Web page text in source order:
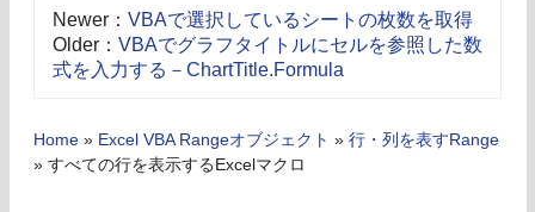
Newer： VBAで選択しているシートの枚数を取得
Older： VBAでグラフタイトルにセルを参照した数
式を入力する－ChartTitle.Formula
Home » Excel VBA Rangeオブジェクト » 行・列を表すRange
» すべての行を表示するExcelマクロ